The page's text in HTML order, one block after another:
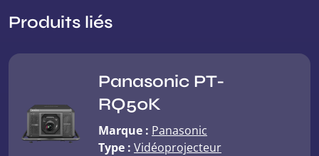
Produits liés
Panasonic PT-
RQ50K
Marque : Panasonic
Type : Vidéoprojecteur